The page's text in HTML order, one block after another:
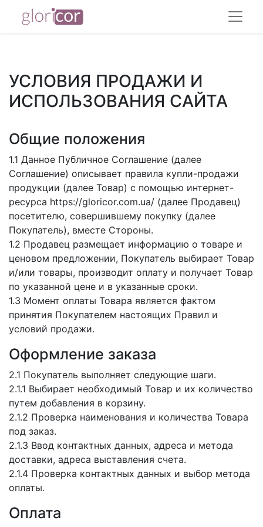
УСЛОВИЯ ПРОДАЖИ И
ИСПОЛЬЗОВАНИЯ САЙТА
Общие положения
1.1 Данное Публичное Соглашение (далее
Соглашение) описывает правила купли-продажи
продукции (далее Товар) с помощью интернет-
ресурса https://gloricor.com.ua/ (далее Продавец)
посетителю, совершившему покупку (далее
Покупатель), вместе Стороны.
1.2 Продавец размещает информацию о товаре и
ценовом предложении, Покупатель выбирает Товар
и/или товары, производит оплату и получает Товар
по указанной цене и в указанные сроки.
1.3 Момент оплаты Товара является фактом
принятия Покупателем настоящих Правил и
условий продажи.
Оформление заказа
2.1 Покупатель выполняет следующие шаги.
2.1.1 Выбирает необходимый Товар и их количество
путем добавления в корзину.
2.1.2 Проверка наименования и количества Товара
под заказ.
2.1.3 Ввод контактных данных, адреса и метода
доставки, адреса выставления счета.
2.1.4 Проверка контактных данных и выбор метода
оплаты.
Оплата